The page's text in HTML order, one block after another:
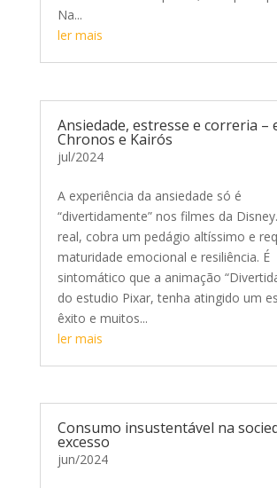
Na...
ler mais
Ansiedade, estresse e correria –
Chronos e Kairós
jul/2024
A experiência da ansiedade só é
“divertidamente” nos filmes da
real, cobra um pedágio altíssimo e
maturidade emocional e resiliência. É
sintomático que a animação
do estudio Pixar, tenha atingido um
êxito e muitos...
ler mais
Consumo insustentável na
excesso
jun/2024